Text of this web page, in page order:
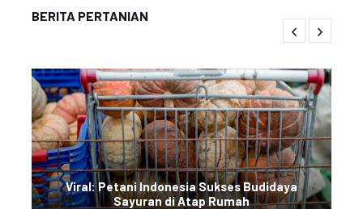
BERITA PERTANIAN
Viral: Petani Indonesia Sukses Budidaya
Sayuran di Atap Rumah